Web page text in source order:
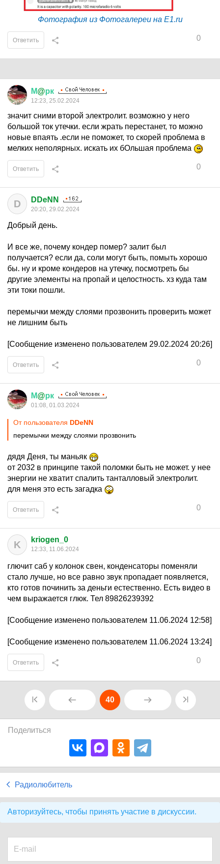
Фотография из Фотогалереи на E1.ru
0
Ответить
М@рк
12:23, 25.02.2024
значит сними второй электролит. возможно у него
большой ток утечки. если жрать перестанет, то можно
новые впаять .если не поможет, то скорей проблема в
мелких неполярных. искать их бОльшая проблема
0
Ответить
D DDeNN
20:20, 29.02.2024
Добрый день.
И все же, почему кондер помер? залит был
получается? если да, соли могут быть, помыть хорошо
бы. ну и кроме кондеров на утечку, посмотреть бы
другие элементы на пропай и целостность. хз куда там
эти токи пошли.
перемычки между слоями прозвонить проверить может
не лишним быть
[Сообщение изменено пользователем 29.02.2024 20:26]
0
Ответить
М@рк
01:08, 01.03.2024
От пользователя DDeNN
перемычки между слоями прозвонить
дядя Деня, ты маньяк
от 2032 в принципе такой поломки быть не может. у нее
энергии не хватит спалить танталловый электролит.
для меня это есть загадка
0
Ответить
K kriogen_0
12:33, 11.06.2024
глючит саб у колонок свен, конденсаторы поменяли
стало лучше, но все равно звук пропадает появляется,
кто готов починить за деньги естественно. Есть видео в
чем выражается глюк. Тел 89826239392
[Сообщение изменено пользователем 11.06.2024 12:58]
[Сообщение изменено пользователем 11.06.2024 13:24]
0
Ответить
40
Поделиться
Радиолюбитель
Авторизуйтесь, чтобы принять участие в дискуссии.